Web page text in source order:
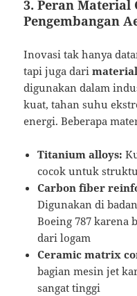
3. Peran Material
Pengembangan
Inovasi tak hanya
tapi juga dari
digunakan dalam
kuat, tahan suhu
energi. Beberapa
Titanium alloys:
cocok untuk
Carbon fiber
Digunakan di
Boeing 787 karena
dari logam
Ceramic matrix
bagian mesin jet
sangat tinggi